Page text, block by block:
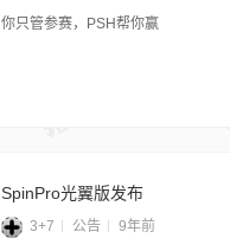
你只管参赛，PSH帮你赢
SpinPro光翼版发布
3+7 公告 9年前